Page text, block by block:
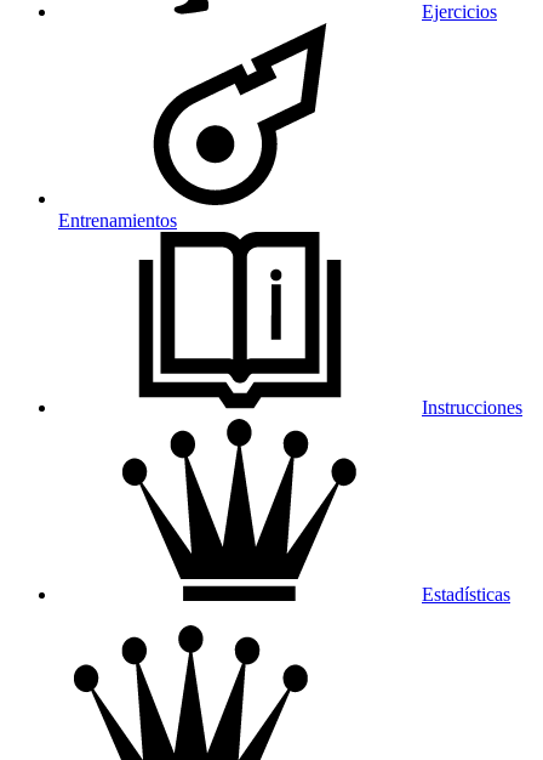
Ejercicios
Entrenamientos
Instrucciones
Estadísticas